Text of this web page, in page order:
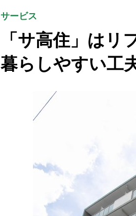
サービス
「サ高住」はリ
暮らしやすい工